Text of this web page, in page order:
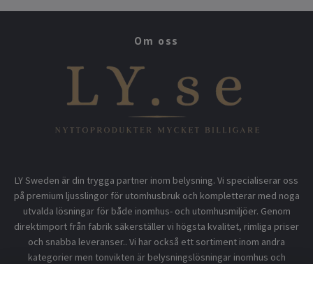
Om oss
LY Sweden är din trygga partner inom belysning. Vi specialiserar oss
på premium ljusslingor för utomhusbruk och kompletterar med noga
utvalda lösningar för både inomhus- och utomhusmiljöer. Genom
direktimport från fabrik säkerställer vi högsta kvalitet, rimliga priser
och snabba leveranser.. Vi har också ett sortiment inom andra
kategorier men tonvikten är belysningslösningar inomhus och